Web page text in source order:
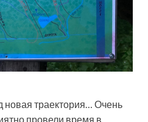
новая траектория… Очень
провели время в